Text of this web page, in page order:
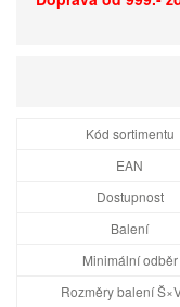
Kód sortimentu
EAN
Dostupnost
Balení
Minimální odběr
Rozměry balení